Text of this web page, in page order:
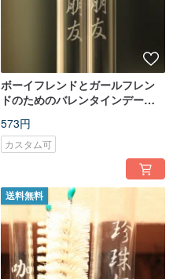
ボーイフレンドとガールフレン
ドのためのバレンタインデーギ
ストロー、オリジナルで一生一
緒に長持ちします。
573円
カスタム可
送料無料